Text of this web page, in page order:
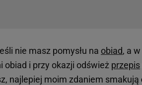
nie masz pomysłu na obiad, a
obiad i przy okazji odśwież przepis
najlepiej moim zdaniem smakują